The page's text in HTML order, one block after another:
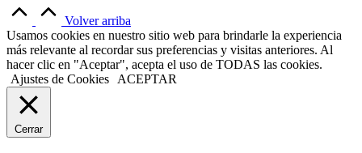
Volver arriba
Usamos cookies en nuestro sitio web para brindarle la experiencia
más relevante al recordar sus preferencias y visitas anteriores. Al
hacer clic en "Aceptar", acepta el uso de TODAS las cookies.
Ajustes de Cookies ACEPTAR
Cerrar